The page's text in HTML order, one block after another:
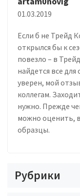
01.03.2019
Если б не Трейд
открылся бы к
повезло – в
найдется все
уверен, мой
коллегам.
нужно. Прежде
можно оценить,
образцы.
Рубрики